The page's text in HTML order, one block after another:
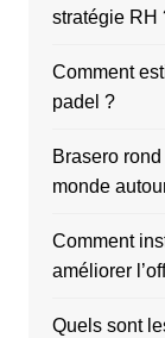
stratégie RH
Comment
padel ?
Brasero
monde
Comment
améliorer
Quels sont